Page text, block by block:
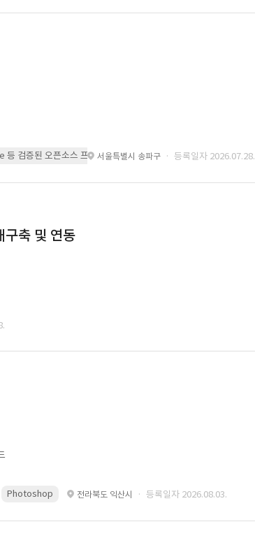
검증된 오픈소스 프레임워크를 기반으로 시스템을 구축
서울특별시 송파구 · 등록일자 2026.07.28.
축 및 연동
Photoshop 전라북도 익산시 · 등록일자 2026.08.03.